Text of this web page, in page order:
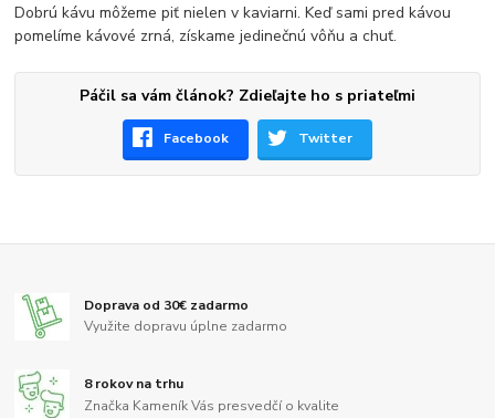
Dobrú kávu môžeme piť nielen v kaviarni. Keď sami pred kávou
pomelíme kávové zrná, získame jedinečnú vôňu a chuť.
Páčil sa vám článok? Zdieľajte ho s priateľmi
Facebook Twitter
Doprava od 30€ zadarmo
Využite dopravu úplne zadarmo
8 rokov na trhu
Značka Kameník Vás presvedčí o kvalite